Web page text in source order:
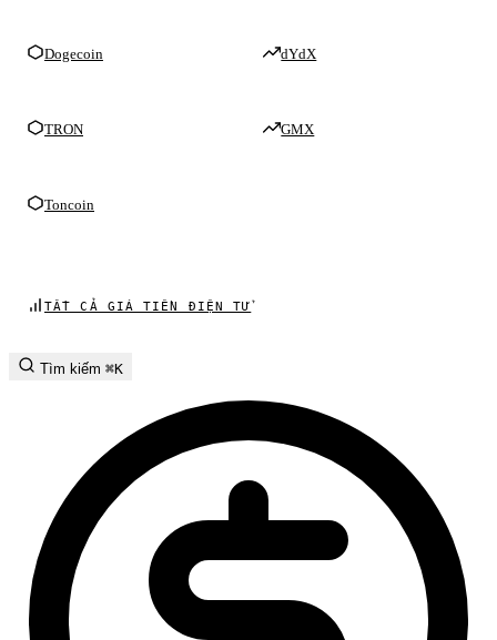
Dogecoin
TRON
Toncoin
dYdX
GMX
TẤT CẢ GIÁ TIỀN ĐIỆN TỬ
Tìm kiếm ⌘K